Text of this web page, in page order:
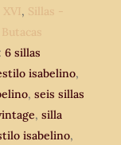
, Sillas -
6 sillas
isabelino,
,seis sillas
,silla
isabelino,